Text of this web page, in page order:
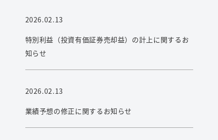
2026.02.13
特別利益（投資有価証券売却益）の計上に関するお
知らせ
2026.02.13
業績予想の修正に関するお知らせ